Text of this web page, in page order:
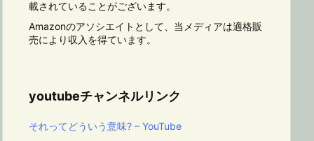
載されていることがございます。
Amazonのアソシエイトとして、当メディアは適格販
売により収入を得ています。
youtubeチャンネルリンク
それってどういう意味? – YouTube